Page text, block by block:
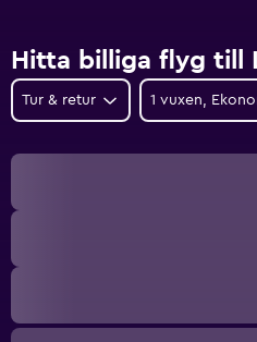
Hitta billiga flyg till
Tur & retur 1 vuxen,